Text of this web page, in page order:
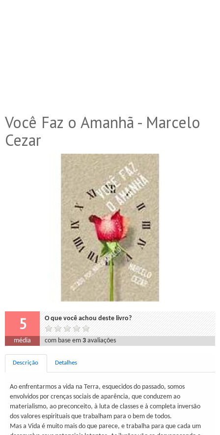
Você Faz o Amanhã - Marcelo
Cezar
5 O que você achou deste livro?
média com base em3 avaliações
Descrição Detalhes
Ao enfrentarmos a vida na Terra, esquecidos do passado, somos
envolvidos por crenças sociais de aparência, que conduzem ao
materialismo, ao preconceito, à luta de classes e à completa inversão
dos valores espirituais que trabalham para o bem de todos.
Mas a Vida é muito mais do que parece, e trabalha para que cada um